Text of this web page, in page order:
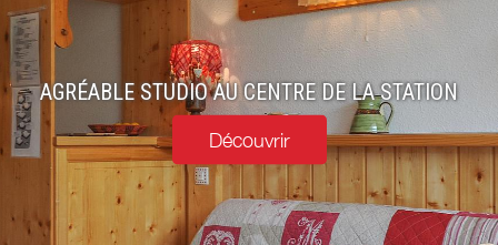
AGRÉABLE STUDIO AU CENTRE DE LA STATION
Découvrir